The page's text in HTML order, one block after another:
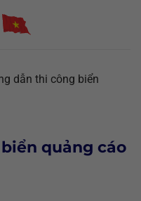
dẫn thi công biển
quảng cáo